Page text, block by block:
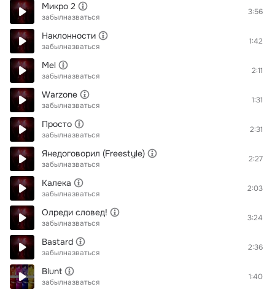
Микро 2
забылназваться
3:56
Наклонности
забылназваться
1:42
Mel
забылназваться
2:11
Warzone
забылназваться
1:31
Просто
забылназваться
2:31
Янедоговорил (Freestyle)
забылназваться
2:27
Калека
забылназваться
2:03
Олреди словед!
забылназваться
3:24
Bastard
забылназваться
2:36
Blunt
забылназваться
1:40